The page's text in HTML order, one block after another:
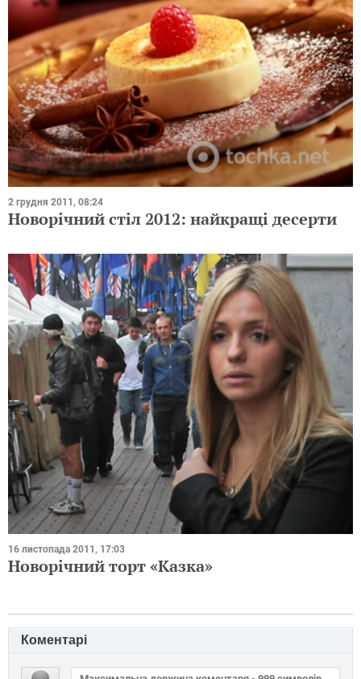
2 грудня 2011, 08:24
Новорічний стіл 2012: найкращі десерти
16 листопада 2011, 17:03
Новорічний торт «Казка»
Коментарі